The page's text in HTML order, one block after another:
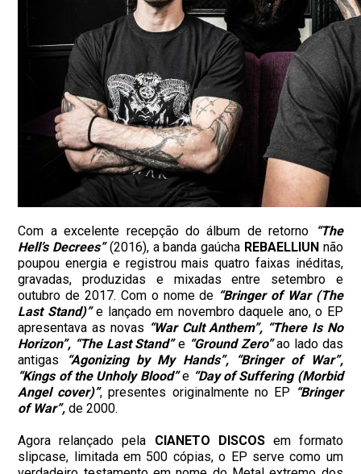
Com a excelente recepção do álbum de retorno
“The
Hell’s Decrees”(2016), a banda gaúcha REBAELLIUNnão
poupou energia e registrou mais quatro faixas inéditas,
gravadas, produzidas e mixadas entre setembro e
outubro de 2017. Com o nome de “Bringer of War (The
Last Stand)”e lançado em novembro daquele ano, o EP
apresentava as novas “War Cult Anthem”, “There Is No
Horizon”, “The Last Stand”e “Ground Zero”ao lado das
antigas
“Agonizing by My Hands”, “Bringer of War”,
“Kings of the Unholy Blood”e “Day of Suffering (Morbid
Angel cover)”, presentes originalmente no EP “Bringer
of War”, de 2000.
Agora relançado pela CIANETO DISCOSem formato
slipcase, limitada em 500 cópias, o EP serve como um